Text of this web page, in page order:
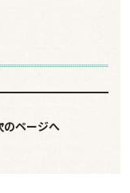
のページへ